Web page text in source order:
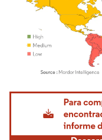
Imagen © Mordor